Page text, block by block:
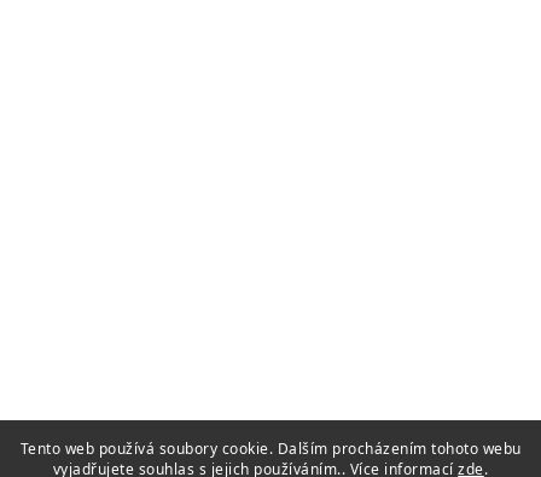
Tento web používá soubory cookie. Dalším procházením tohoto webu
vyjadřujete souhlas s jejich používáním.. Více informacízde.